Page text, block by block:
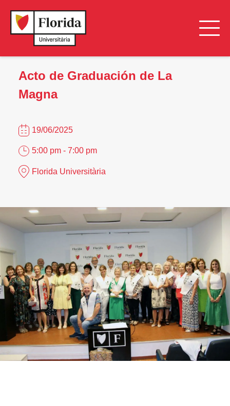
Acto de Graduación de La
Magna
19/06/2025
5:00 pm - 7:00 pm
Florida Universitària